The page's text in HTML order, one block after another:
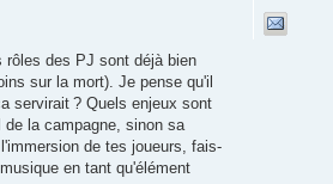
rôles des PJ sont déjà bien
sur la mort). Je pense qu'il
servirait ? Quels enjeux sont
la campagne, sinon sa
de tes joueurs, fais-
en tant qu'élément